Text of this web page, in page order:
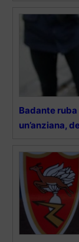
Badante
un’anziana,